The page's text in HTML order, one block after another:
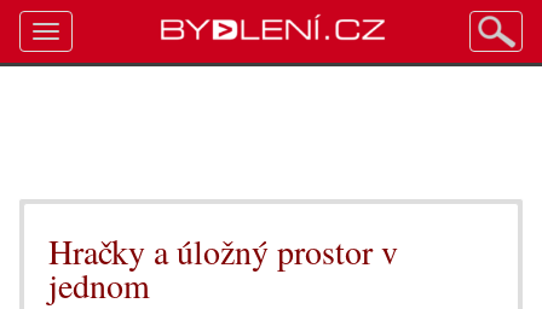
Hračky a úložný prostor v
jednom
Toggle
navigation